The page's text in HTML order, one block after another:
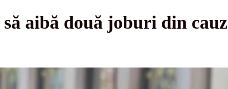
aibă două joburi din